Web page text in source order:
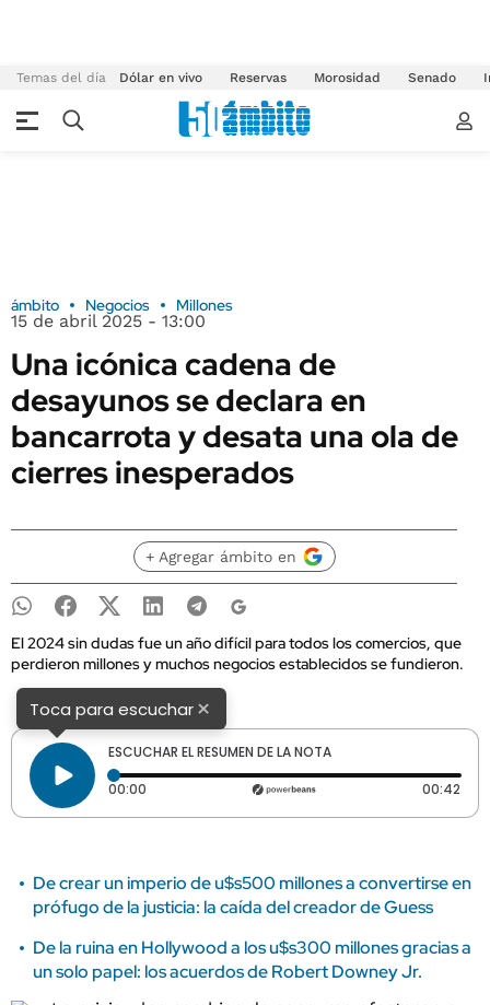
Temas del día Dólar en vivo Reservas Morosidad Senado
ámbito Negocios Millones
15 de abril 2025 - 13:00
Una icónica cadena de
desayunos se declara en
bancarrota y desata una ola de
cierres inesperados
+ Agregar ámbito en
El 2024 sin dudas fue un año difícil para todos los comercios, que
perdieron millones y muchos negocios establecidos se fundieron.
Toca para escuchar×
ESCUCHAR EL RESUMEN DE LA NOTA
00:00 Tiempo transcurrido: 0 segundos 00:42
De crear un imperio de u$s500 millones a convertirse en
prófugo de la justicia: la caída del creador de Guess
De la ruina en Hollywood a los u$s300 millones gracias a
un solo papel: los acuerdos de Robert Downey Jr.